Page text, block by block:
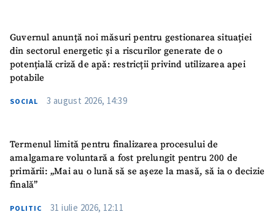
Guvernul anunță noi măsuri pentru gestionarea situației
din sectorul energetic și a riscurilor generate de o
potențială criză de apă: restricții privind utilizarea apei
potabile
SOCIAL 3 august 2026, 14:39
Termenul limită pentru finalizarea procesului de
amalgamare voluntară a fost prelungit pentru 200 de
primării: „Mai au o lună să se așeze la masă, să ia o decizie
finală”
POLITIC 31 iulie 2026, 12:11